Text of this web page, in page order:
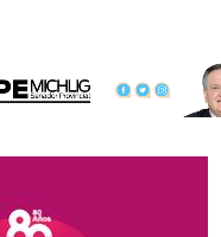
la
que el objetivo del